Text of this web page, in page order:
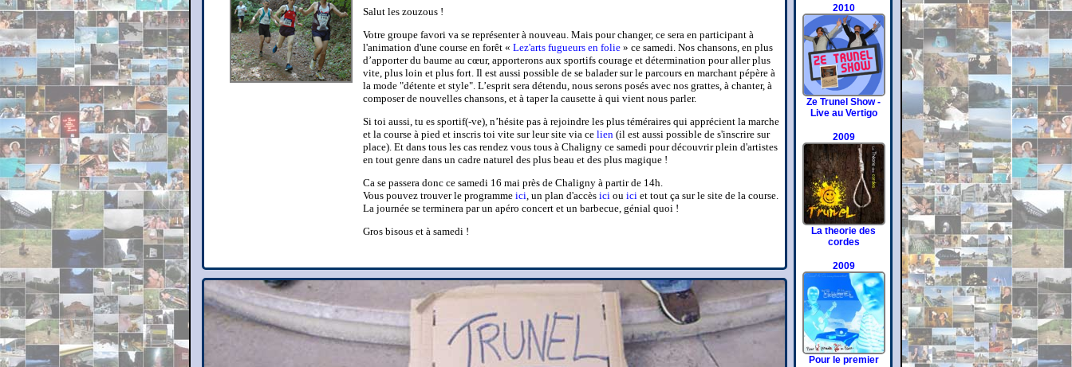
Salut les zouzous !
Votre groupe favori va se représenter à nouveau. Mais pour changer, ce sera en participant à
l'animation d'une course en forêt « Lez'arts fugueurs en folie » ce samedi. Nos chansons, en plus
d’apporter du baume au cœur, apporterons aux sportifs courage et détermination pour aller plus
vite, plus loin et plus fort. Il est aussi possible de se balader sur le parcours en marchant pépère à
la mode "détente et style". L’esprit sera détendu, nous serons posés avec nos grattes, à chanter, à
composer de nouvelles chansons, et à taper la causette à qui vient nous parler.
Si toi aussi, tu es sportif(-ve), n’hésite pas à rejoindre les plus téméraires qui apprécient la marche
et la course à pied et inscris toi vite sur leur site via ce lien (il est aussi possible de s'inscrire sur
place). Et dans tous les cas rendez vous tous à Chaligny ce samedi pour découvrir plein d'artistes
en tout genre dans un cadre naturel des plus beau et des plus magique !
Ca se passera donc ce samedi 16 mai près de Chaligny à partir de 14h.
Vous pouvez trouver le programme ici, un plan d'accès ici ou ici et tout ça sur le site de la course.
La journée se terminera par un apéro concert et un barbecue, génial quoi !
Gros bisous et à samedi !
2010
Ze Trunel Show -
Live au Vertigo
2009
La theorie des
cordes
2009
Pour le premier